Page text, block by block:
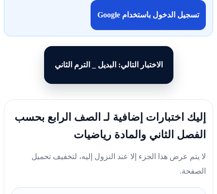
تسجيل الدخول باستخدام Google
الاختبار التالي: البديل _ الترم الثاني
إليك اختبارات إضافية لـ الصف الرابع بحسب
الفصل الثاني والمادة رياضيات
لا يتم عرض هذا الجزء إلا عند النزول إليه، لتخفيف تحميل
الصفحة.